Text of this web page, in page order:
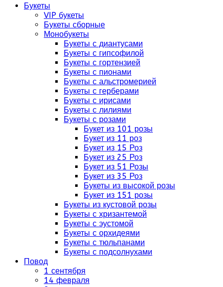
Букеты
VIP букеты
Букеты сборные
Монобукеты
Букеты с диантусами
Букеты с гипсофилой
Букеты с гортензией
Букеты с пионами
Букеты с альстромерией
Букеты с герберами
Букеты с ирисами
Букеты с лилиями
Букеты с розами
Букет из 101 розы
Букет из 11 роз
Букет из 15 Роз
Букет из 25 Роз
Букет из 51 Розы
Букет из 35 Роз
Букеты из высокой розы
Букет из 151 розы
Букеты из кустовой розы
Букеты с хризантемой
Букеты с эустомой
Букеты с орхидеями
Букеты с тюльпанами
Букеты с подсолнухами
Повод
1 сентября
14 февраля